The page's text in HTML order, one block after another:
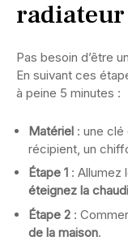
Pas besoin d’être
En suivant ces
à peine 5 minutes :
Matériel : une
récipient, un
Étape 1 : Allumez
éteignez la
Étape 2 :
de la maison.